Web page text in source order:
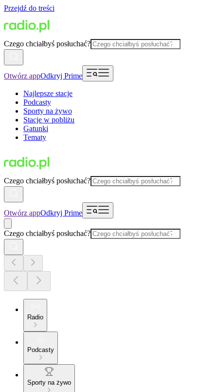
Przejdź do treści
Czego chciałbyś posłuchać?
Otwórz appOdkryj Prime
Najlepsze stacje
Podcasty
Sporty na żywo
Stacje w pobliżu
Gatunki
Tematy
Czego chciałbyś posłuchać?
Otwórz appOdkryj Prime
Czego chciałbyś posłuchać?
Radio
Podcasty
Sporty na żywo